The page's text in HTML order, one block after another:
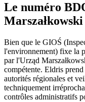
Le numéro
Marszałkowski
Bien que le GIOŚ
l'environnement) fixe la
par l'Urząd
compétente. Eldris
autorités régionales et
techniquement
contrôles administratifs